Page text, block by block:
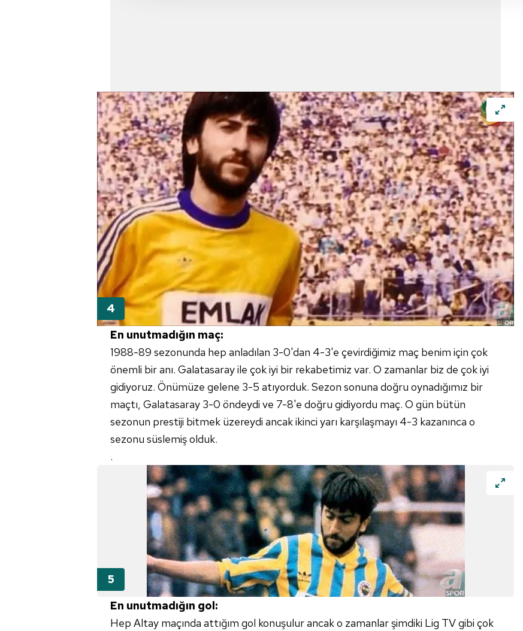
mevzuata uygun olarak kullanılan çerezlerle ilgili bilgi almak için lütfentıklayınız.
En unutmadığın maç:
1988-89 sezonunda hep anladılan 3-0'dan 4-3'e çevirdiğimiz maç benim için çok
önemli bir anı. Galatasaray ile çok iyi bir rekabetimiz var. O zamanlar biz de çok iyi
gidiyoruz. Önümüze gelene 3-5 atıyorduk. Sezon sonuna doğru oynadığımız bir
maçtı, Galatasaray 3-0 öndeydi ve 7-8'e doğru gidiyordu maç. O gün bütün
sezonun prestiji bitmek üzereydi ancak ikinci yarı karşılaşmayı 4-3 kazanınca o
sezonu süslemiş olduk.
.
En unutmadığın gol:
Hep Altay maçında attığım gol konuşulur ancak o zamanlar şimdiki Lig TV gibi çok